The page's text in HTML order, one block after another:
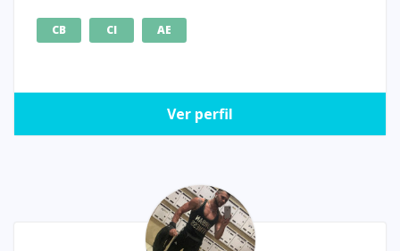
CB CI AE
Ver perfil